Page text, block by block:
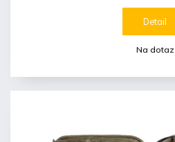
Na dotaz
Detail